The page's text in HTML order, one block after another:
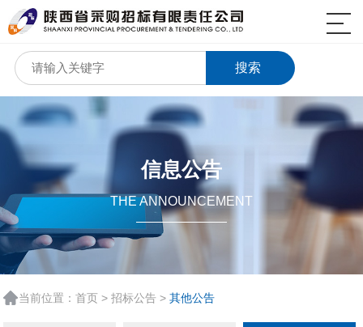
搜索
信息公告
THE ANNOUNCEMENT
当前位置： 首页 > 招标公告 > 其他公告